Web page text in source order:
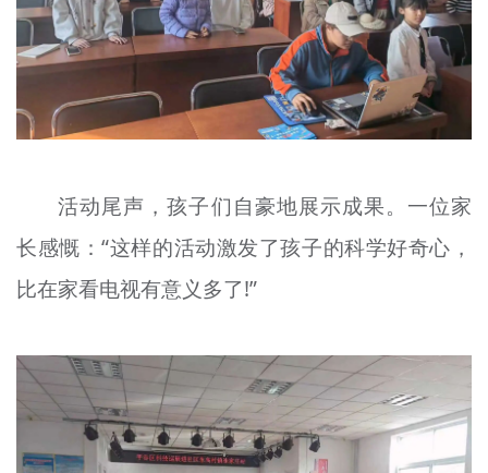
活动尾声，孩子们自豪地展示成果。一位家
长感慨：“这样的活动激发了孩子的科学好奇心，
比在家看电视有意义多了!”